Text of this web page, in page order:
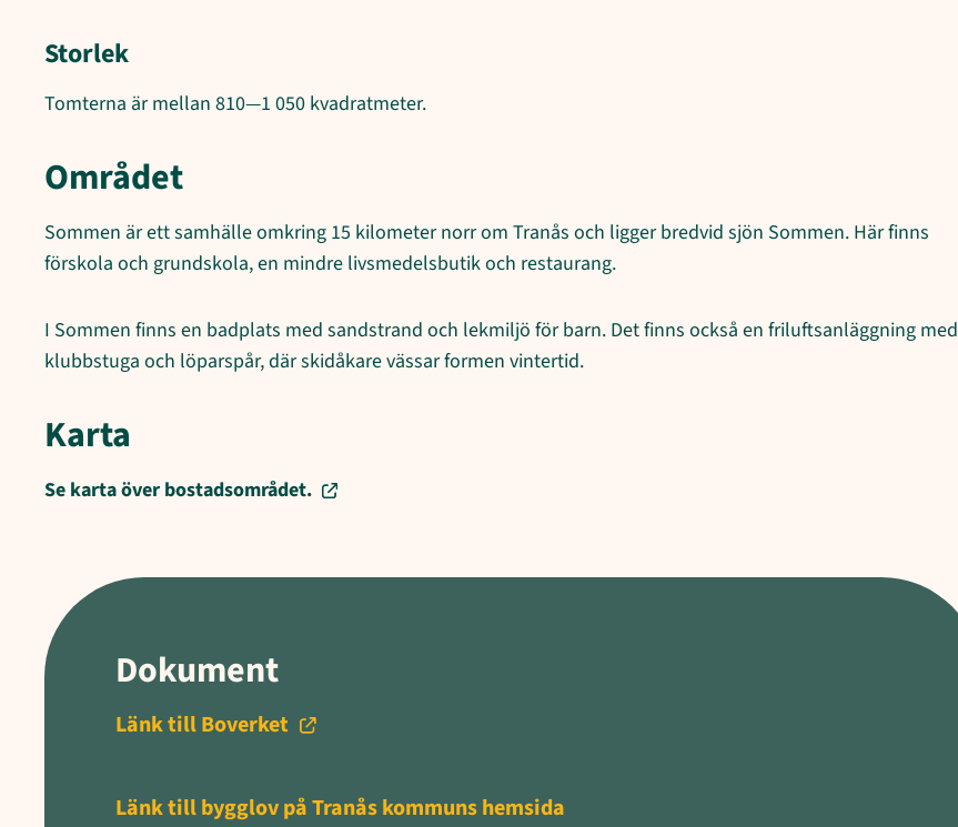
Storlek
Tomterna är mellan 810—1 050 kvadratmeter.
Området
Sommen är ett samhälle omkring 15 kilometer norr om Tranås och ligger bredvid sjön Sommen. Här finns
förskola och grundskola, en mindre livsmedelsbutik och restaurang.
I Sommen finns en badplats med sandstrand och lekmiljö för barn. Det finns också en friluftsanläggning med
klubbstuga och löparspår, där skidåkare vässar formen vintertid.
Karta
Se karta över bostadsområdet.
Dokument
Länk till Boverket
Länk till bygglov på Tranås kommuns hemsida